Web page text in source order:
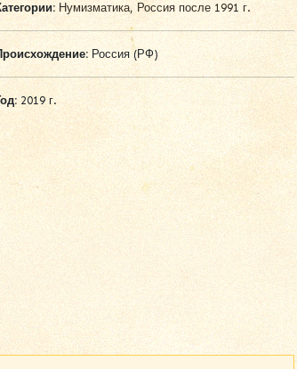
Нумизматика,Россия после 1991 г.
Россия (РФ)
2019 г.